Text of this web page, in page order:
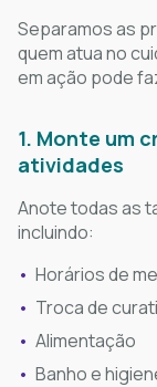
Separamos as
quem atua no
em ação pode
1. Monte um
atividades
Anote todas as
incluindo:
Horários de
Troca de
Alimentação
Banho e